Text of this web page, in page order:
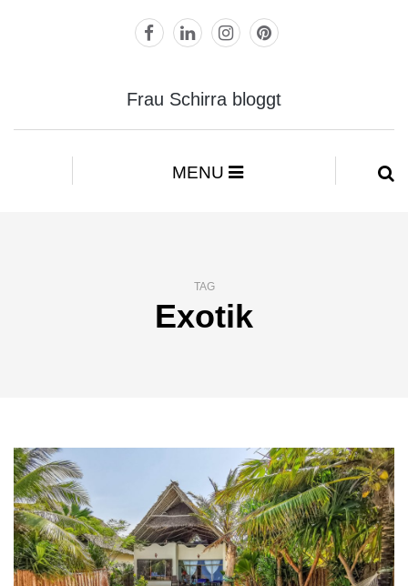
Frau Schirra bloggt
MENU
TAG
Exotik